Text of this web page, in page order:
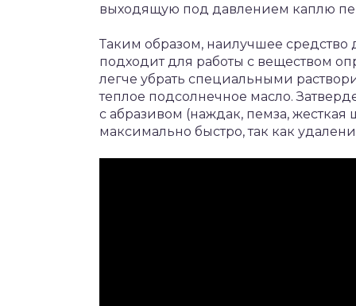
выходящую под давлением каплю
Таким образом, наилучшее средство
подходит для работы с веществом
легче убрать специальными
теплое подсолнечное масло.
с абразивом (наждак, пемза,
максимально быстро, так как